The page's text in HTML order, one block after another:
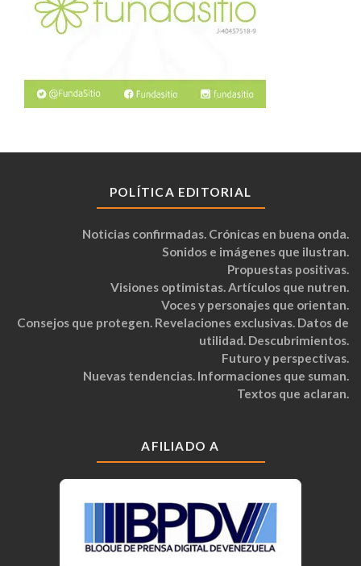
POLÍTICA EDITORIAL
Noticias confirmadas. Crónicas en buena onda.
Sonidos e imágenes que ilustran.
Propuestas positivas.
Visiones optimistas. Artículos que nutren.
Voces y personajes que orientan.
Consejos que protegen. Revelaciones exclusivas. Datos de
utilidad. Descubrimientos.
Futuro y perspectivas.
Nuevas tendencias. Informaciones que suman.
Textos que aclaran.
AFILIADO A